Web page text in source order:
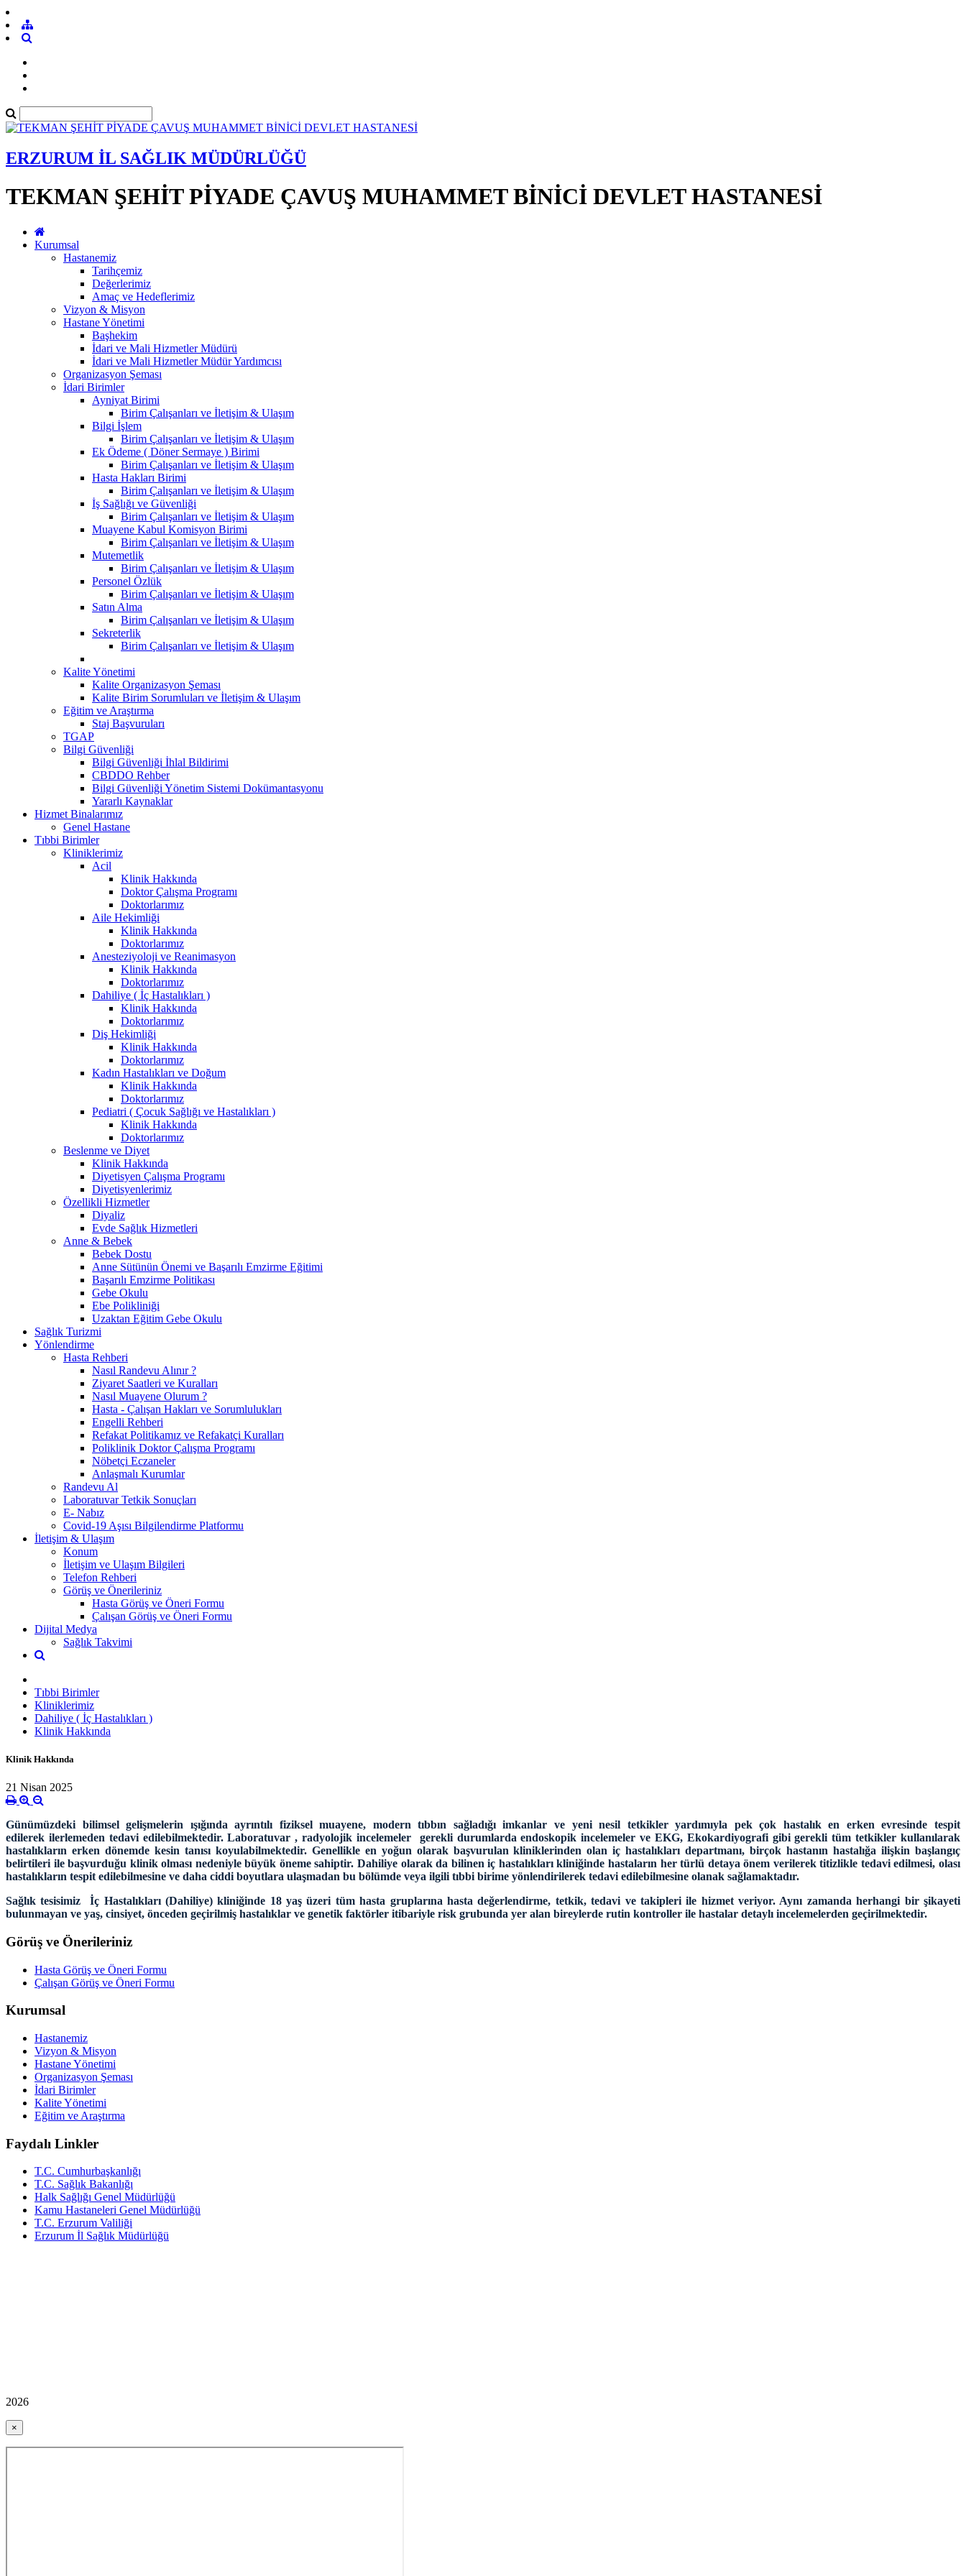
ERZURUM İL SAĞLIK MÜDÜRLÜĞÜ
TEKMAN ŞEHİT PİYADE ÇAVUŞ MUHAMMET BİNİCİ DEVLET HASTANESİ
Kurumsal
Hastanemiz
Tarihçemiz
Değerlerimiz
Amaç ve Hedeflerimiz
Vizyon & Misyon
Hastane Yönetimi
Başhekim
İdari ve Mali Hizmetler Müdürü
İdari ve Mali Hizmetler Müdür Yardımcısı
Organizasyon Şeması
İdari Birimler
Ayniyat Birimi
Birim Çalışanları ve İletişim & Ulaşım
Bilgi İşlem
Birim Çalışanları ve İletişim & Ulaşım
Ek Ödeme ( Döner Sermaye ) Birimi
Birim Çalışanları ve İletişim & Ulaşım
Hasta Hakları Birimi
Birim Çalışanları ve İletişim & Ulaşım
İş Sağlığı ve Güvenliği
Birim Çalışanları ve İletişim & Ulaşım
Muayene Kabul Komisyon Birimi
Birim Çalışanları ve İletişim & Ulaşım
Mutemetlik
Birim Çalışanları ve İletişim & Ulaşım
Personel Özlük
Birim Çalışanları ve İletişim & Ulaşım
Satın Alma
Birim Çalışanları ve İletişim & Ulaşım
Sekreterlik
Birim Çalışanları ve İletişim & Ulaşım
Kalite Yönetimi
Kalite Organizasyon Şeması
Kalite Birim Sorumluları ve İletişim & Ulaşım
Eğitim ve Araştırma
Staj Başvuruları
TGAP
Bilgi Güvenliği
Bilgi Güvenliği İhlal Bildirimi
CBDDO Rehber
Bilgi Güvenliği Yönetim Sistemi Dokümantasyonu
Yararlı Kaynaklar
Hizmet Binalarımız
Genel Hastane
Tıbbi Birimler
Kliniklerimiz
Acil
Klinik Hakkında
Doktor Çalışma Programı
Doktorlarımız
Aile Hekimliği
Klinik Hakkında
Doktorlarımız
Anesteziyoloji ve Reanimasyon
Klinik Hakkında
Doktorlarımız
Dahiliye ( İç Hastalıkları )
Klinik Hakkında
Doktorlarımız
Diş Hekimliği
Klinik Hakkında
Doktorlarımız
Kadın Hastalıkları ve Doğum
Klinik Hakkında
Doktorlarımız
Pediatri ( Çocuk Sağlığı ve Hastalıkları )
Klinik Hakkında
Doktorlarımız
Beslenme ve Diyet
Klinik Hakkında
Diyetisyen Çalışma Programı
Diyetisyenlerimiz
Özellikli Hizmetler
Diyaliz
Evde Sağlık Hizmetleri
Anne & Bebek
Bebek Dostu
Anne Sütünün Önemi ve Başarılı Emzirme Eğitimi
Başarılı Emzirme Politikası
Gebe Okulu
Ebe Polikliniği
Uzaktan Eğitim Gebe Okulu
Sağlık Turizmi
Yönlendirme
Hasta Rehberi
Nasıl Randevu Alınır ?
Ziyaret Saatleri ve Kuralları
Nasıl Muayene Olurum ?
Hasta - Çalışan Hakları ve Sorumlulukları
Engelli Rehberi
Refakat Politikamız ve Refakatçi Kuralları
Poliklinik Doktor Çalışma Programı
Nöbetçi Eczaneler
Anlaşmalı Kurumlar
Randevu Al
Laboratuvar Tetkik Sonuçları
E- Nabız
Covid-19 Aşısı Bilgilendirme Platformu
İletişim & Ulaşım
Konum
İletişim ve Ulaşım Bilgileri
Telefon Rehberi
Görüş ve Önerileriniz
Hasta Görüş ve Öneri Formu
Çalışan Görüş ve Öneri Formu
Dijital Medya
Sağlık Takvimi
Tıbbi Birimler
Kliniklerimiz
Dahiliye ( İç Hastalıkları )
Klinik Hakkında
Klinik Hakkında
21 Nisan 2025
Günümüzdeki bilimsel gelişmelerin ışığında ayrıntılı fiziksel muayene, modern tıbbın sağladığı imkanlar ve yeni nesil tetkikler yardımıyla pek çok hastalık en erken evresinde tespit
edilerek ilerlemeden tedavi edilebilmektedir. Laboratuvar , radyolojik incelemeler gerekli durumlarda endoskopik incelemeler ve EKG, Ekokardiyografi gibi gerekli tüm tetkikler kullanılarak
hastalıkların erken dönemde kesin tanısı koyulabilmektedir. Genellikle en yoğun olarak başvurulan kliniklerinden olan iç hastalıkları departmanı, birçok hastanın hastalığa ilişkin başlangıç
belirtileri ile başvurduğu klinik olması nedeniyle büyük öneme sahiptir. Dahiliye olarak da bilinen iç hastalıkları kliniğinde hastaların her türlü detaya önem verilerek titizlikle tedavi edilmesi, olası
hastalıkların tespit edilebilmesine ve daha ciddi boyutlara ulaşmadan bu bölümde veya ilgili tıbbi birime yönlendirilerek tedavi edilebilmesine olanak sağlamaktadır.
Sağlık tesisimiz İç Hastalıkları (Dahiliye) kliniğinde 18 yaş üzeri tüm hasta gruplarına hasta değerlendirme, tetkik, tedavi ve takipleri ile hizmet veriyor. Aynı zamanda herhangi bir şikayeti
bulunmayan ve yaş, cinsiyet, önceden geçirilmiş hastalıklar ve genetik faktörler itibariyle risk grubunda yer alan bireylerde rutin kontroller ile hastalar detaylı incelemelerden geçirilmektedir.
Görüş ve Önerileriniz
Hasta Görüş ve Öneri Formu
Çalışan Görüş ve Öneri Formu
Kurumsal
Hastanemiz
Vizyon & Misyon
Hastane Yönetimi
Organizasyon Şeması
İdari Birimler
Kalite Yönetimi
Eğitim ve Araştırma
Faydalı Linkler
T.C. Cumhurbaşkanlığı
T.C. Sağlık Bakanlığı
Halk Sağlığı Genel Müdürlüğü
Kamu Hastaneleri Genel Müdürlüğü
T.C. Erzurum Valiliği
Erzurum İl Sağlık Müdürlüğü
2026
×